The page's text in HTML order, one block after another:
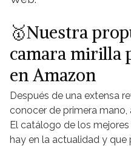
🥇Nuestra
camara mirilla
en Amazon
Después de una extensa
conocer de primera
El catálogo de los mejores
hay en la actualidad y